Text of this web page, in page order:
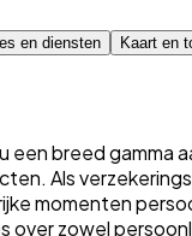
en diensten Kaart en
een breed gamma
Als
momenten
over zowel